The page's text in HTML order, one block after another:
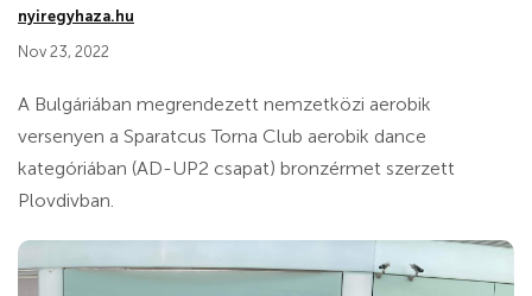
nyiregyhaza.hu
Nov 23, 2022
A Bulgáriában megrendezett nemzetközi aerobik
versenyen a Sparatcus Torna Club aerobik dance
kategóriában (AD-UP2 csapat) bronzérmet szerzett
Plovdivban.